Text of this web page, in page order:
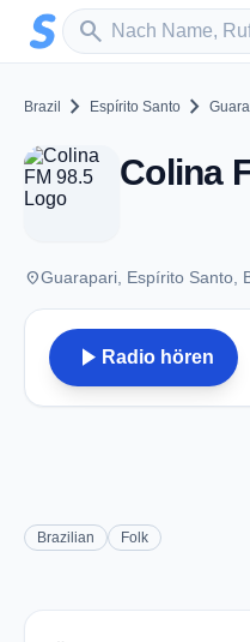
Zum Hauptinhalt springen
search
Sender suchen
Brazil chevron_right Espírito Santo chevron_right
placeGuarapari, Espírito Santo,
play_arrow Radio hören
Brazilian Folk